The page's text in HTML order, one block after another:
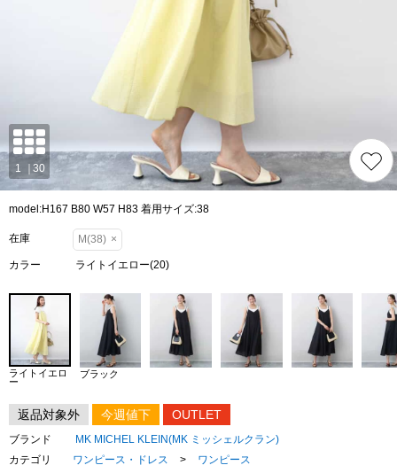
model:H167 B80 W57 H83 着用サイズ:38
在庫 M(38) ×
カラー ライトイエロー(20)
ライトイエロ
ー
ブラック
返品対象外 今週値下 OUTLET
ブランド
MK MICHEL KLEIN(MK ミッシェルクラン)
カテゴリ
ワンピース・ドレス >
ワンピース